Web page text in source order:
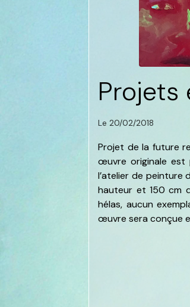
Projets
Le 20/02/2018
Projet de la future
œuvre originale
l’atelier de peinture
hauteur et 150 cm
hélas, aucun
œuvre sera conçue